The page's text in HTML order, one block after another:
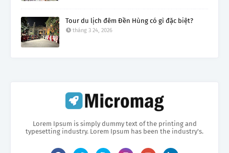
Tour du lịch đêm Đền Hùng có gì đặc biệt?
tháng 3 24, 2026
Lorem Ipsum is simply dummy text of the printing and
typesetting industry. Lorem Ipsum has been the industry's.